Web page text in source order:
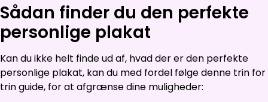
Sådan finder du den perfekte
personlige plakat
Kan du ikke helt finde ud af, hvad der er den perfekte
personlige plakat, kan du med fordel følge denne trin for
trin guide, for at afgrænse dine muligheder: